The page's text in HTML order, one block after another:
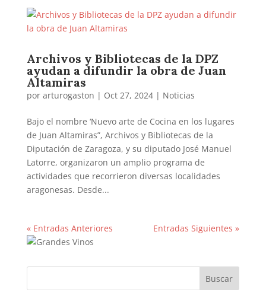
Archivos y Bibliotecas de la DPZ
ayudan a difundir la obra de Juan
Altamiras
por arturogaston | Oct 27, 2024| Noticias
Bajo el nombre ‘Nuevo arte de Cocina en los lugares
de Juan Altamiras”, Archivos y Bibliotecas de la
Diputación de Zaragoza, y su diputado José Manuel
Latorre, organizaron un amplio programa de
actividades que recorrieron diversas localidades
aragonesas. Desde...
« Entradas Anteriores Entradas Siguientes »
Buscar